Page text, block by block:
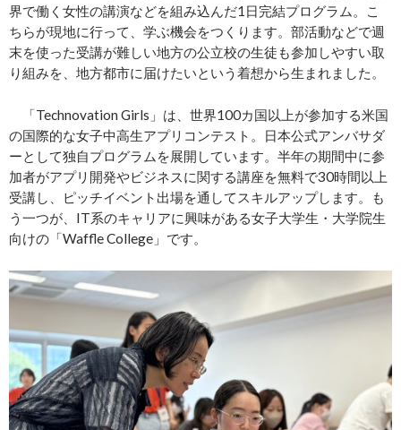
界で働く女性の講演などを組み込んだ1日完結プログラム。こ
ちらが現地に行って、学ぶ機会をつくります。部活動などで週
末を使った受講が難しい地方の公立校の生徒も参加しやすい取
り組みを、地方都市に届けたいという着想から生まれました。
「Technovation Girls」は、世界100カ国以上が参加する米国
の国際的な女子中高生アプリコンテスト。日本公式アンバサダ
ーとして独自プログラムを展開しています。半年の期間中に参
加者がアプリ開発やビジネスに関する講座を無料で30時間以上
受講し、ピッチイベント出場を通してスキルアップします。も
う一つが、IT系のキャリアに興味がある女子大学生・大学院生
向けの「Waffle College」です。